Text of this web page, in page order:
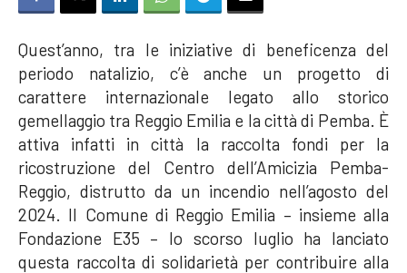
Quest’anno, tra le iniziative di beneficenza del
periodo natalizio, c’è anche un progetto di
carattere internazionale legato allo storico
gemellaggio tra Reggio Emilia e la città di Pemba. È
attiva infatti in città la raccolta fondi per la
ricostruzione del Centro dell’Amicizia Pemba-
Reggio, distrutto da un incendio nell’agosto del
2024. Il Comune di Reggio Emilia – insieme alla
Fondazione E35 – lo scorso luglio ha lanciato
questa raccolta di solidarietà per contribuire alla